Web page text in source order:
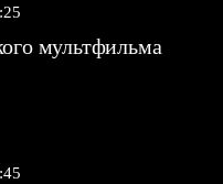
мультфильма